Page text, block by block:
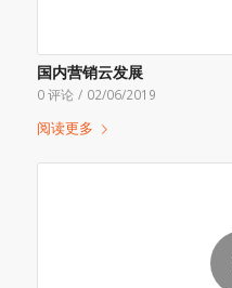
国内营销云发展
0 评论 / 02/06/2019
阅读更多